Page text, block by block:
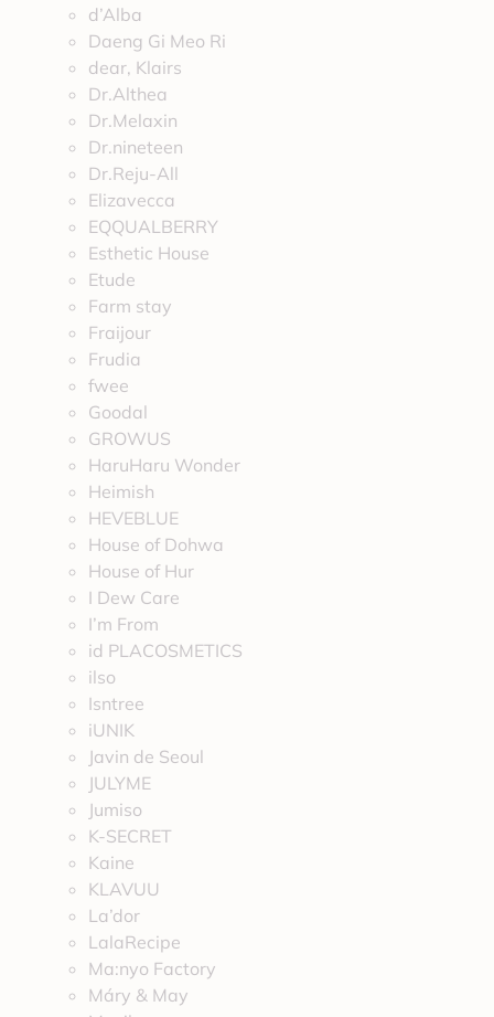
d’Alba
Daeng Gi Meo Ri
dear, Klairs
Dr.Althea
Dr.Melaxin
Dr.nineteen
Dr.Reju-All
Elizavecca
EQQUALBERRY
Esthetic House
Etude
Farm stay
Fraijour
Frudia
fwee
Goodal
GROWUS
HaruHaru Wonder
Heimish
HEVEBLUE
House of Dohwa
House of Hur
I Dew Care
I’m From
id PLACOSMETICS
ilso
Isntree
iUNIK
Javin de Seoul
JULYME
Jumiso
K-SECRET
Kaine
KLAVUU
La’dor
LalaRecipe
Ma:nyo Factory
Máry & May